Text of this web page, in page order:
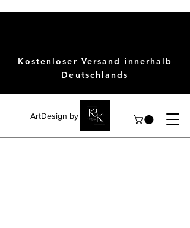
ArtDesign by KBK
Kostenloser Versand innerhalb
Deutschlands